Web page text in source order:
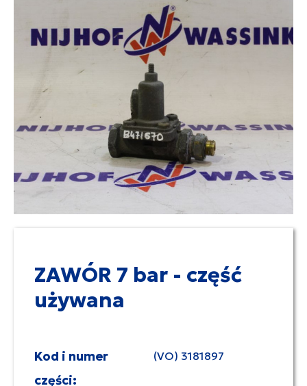
ZAWÓR 7 bar - część
używana
Kod i numer
części:
(VO) 3181897